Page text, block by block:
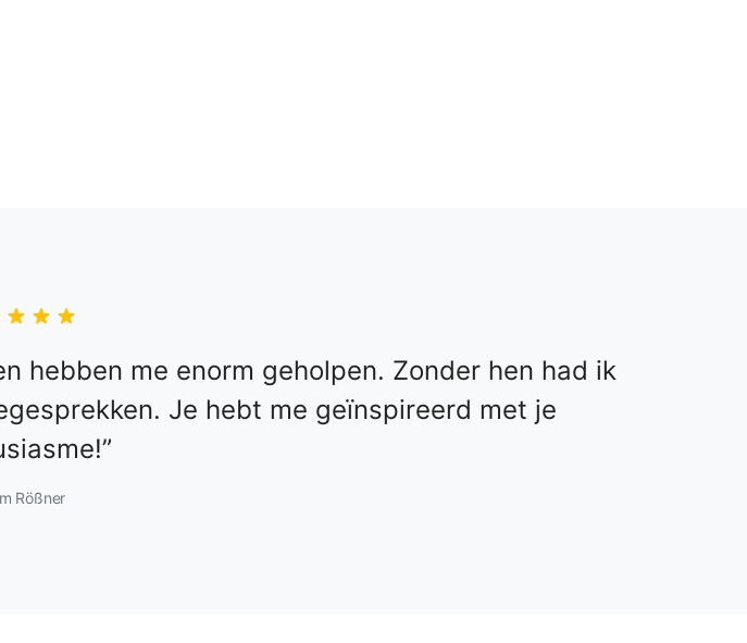
hebben me enorm geholpen. Zonder hen had ik
Je hebt me geïnspireerd met je
Rößner